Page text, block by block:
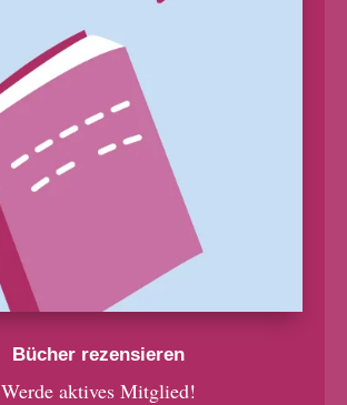
Bücher rezensieren
Werde aktives Mitglied!